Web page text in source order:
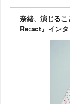
奈緒、演じる
Re:act』イン